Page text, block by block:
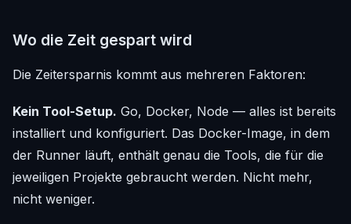
Wo die Zeit gespart wird
Die Zeitersparnis kommt aus mehreren Faktoren:
Kein Tool-Setup. Go, Docker, Node — alles ist bereits
installiert und konfiguriert. Das Docker-Image, in dem
der Runner läuft, enthält genau die Tools, die für die
jeweiligen Projekte gebraucht werden. Nicht mehr,
nicht weniger.